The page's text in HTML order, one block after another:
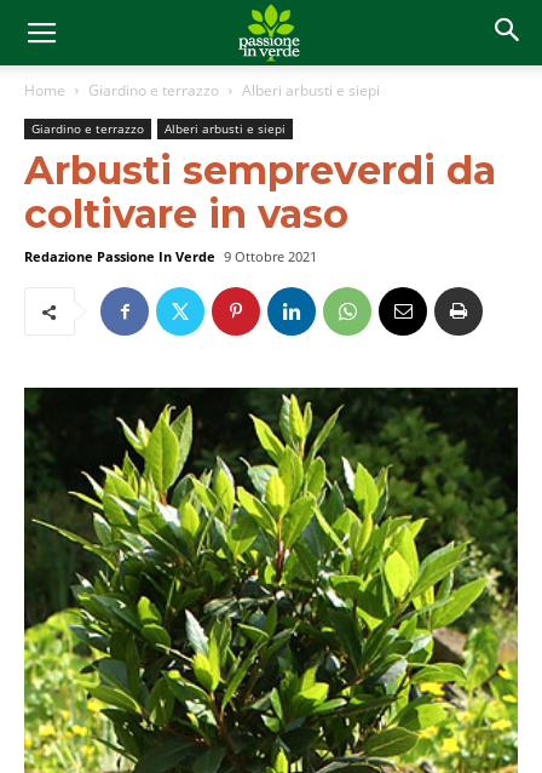
Home Giardino e terrazzo Alberi arbusti e siepi
Giardino e terrazzo Alberi arbusti e siepi
Arbusti sempreverdi da
coltivare in vaso
Redazione Passione In Verde 9 Ottobre 2021